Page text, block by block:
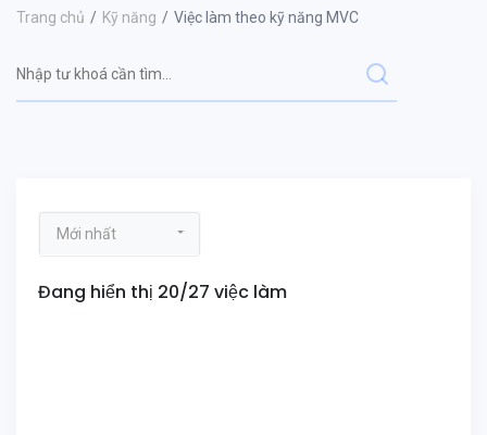
Trang chủ Kỹ năng Việc làm theo kỹ năng MVC
Mới nhất
Đang hiển thị 20/27 việc làm